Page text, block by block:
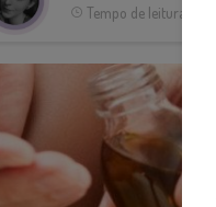
Tempo de leitura: